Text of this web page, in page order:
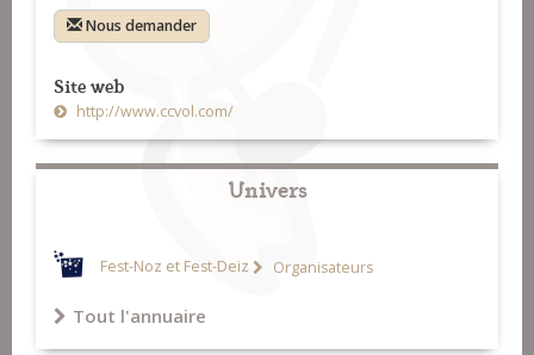
Nous demander
Site web
http://www.ccvol.com/
Univers
Fest-Noz et Fest-Deiz Organisateurs
Tout l'annuaire